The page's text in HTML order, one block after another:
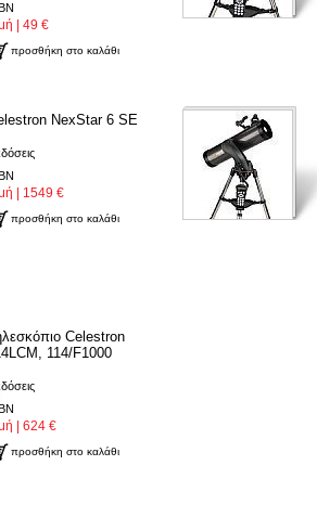
| 49 €
προσθήκη στο καλάθι
NexStar 6 SE
| 1549 €
προσθήκη στο καλάθι
Celestron
114/F1000
| 624 €
προσθήκη στο καλάθι